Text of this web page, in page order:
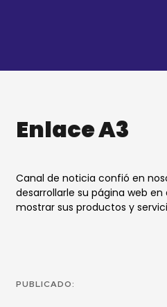
Enlace A3
Canal de noticia confió en
desarrollarle su página web
mostrar sus productos y
PUBLICADO: